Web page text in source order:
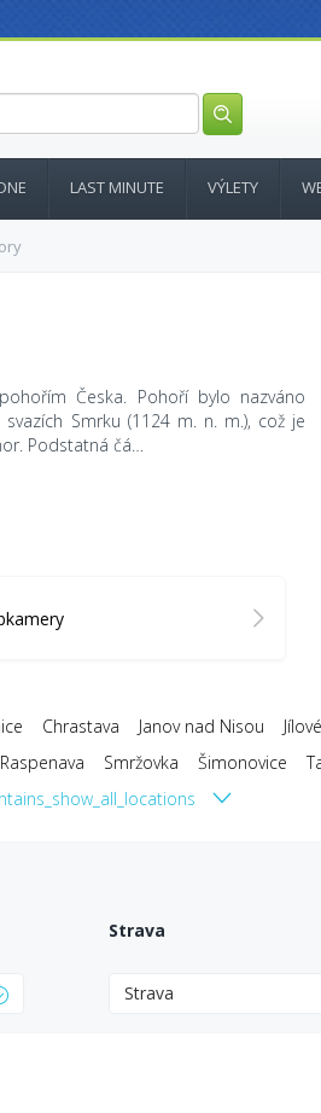
LAST MINUTE VÝLETY
Česka. Pohoří bylo nazváno
Smrku (1124 m. n. m.), což je
Podstatná čá…
Chrastava Janov nad Nisou
Raspenava Smržovka Šimonovice
Strava
Strava